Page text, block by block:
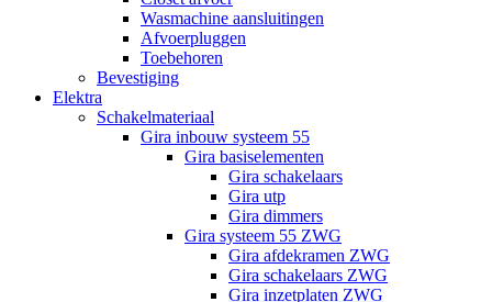
Wasmachine aansluitingen
Afvoerpluggen
Toebehoren
Bevestiging
Elektra
Schakelmateriaal
Gira inbouw systeem 55
Gira basiselementen
Gira schakelaars
Gira utp
Gira dimmers
Gira systeem 55 ZWG
Gira afdekramen ZWG
Gira schakelaars ZWG
Gira inzetplaten ZWG